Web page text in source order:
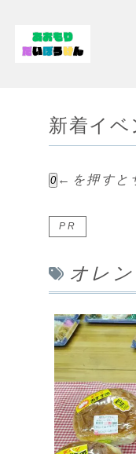
新着イベ
0 ←を押すと
PR
オレ